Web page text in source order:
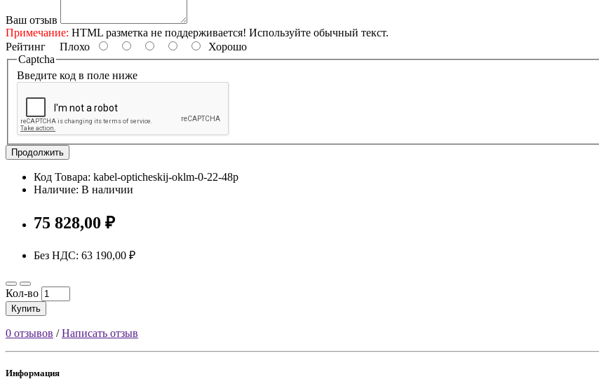
Ваш отзыв
Примечание: HTML разметка не поддерживается! Используйте обычный текст.
Рейтинг Плохо
Хорошо
Captcha
Введите код в поле ниже
Продолжить
Код Товара: kabel-opticheskij-oklm-0-22-48p
Наличие: В наличии
75 828,00 ₽
Без НДС: 63 190,00 ₽
Кол-во
Купить
0 отзывов /Написать отзыв
Информация